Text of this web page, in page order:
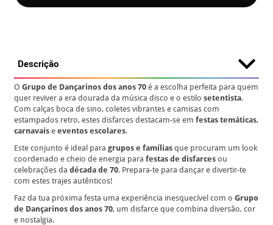
Descrição
OGrupo de Dançarinos dos anos 70 é a escolha perfeita para quem
quer reviver a era dourada da música disco e o estilosetentista.
Com calças boca de sino, coletes vibrantes e camisas com
estampados retro, estes disfarces destacam-se emfestas temáticas,
carnavais eeventos escolares.
Este conjunto é ideal paragrupos e famílias que procuram um look
coordenado e cheio de energia parafestas de disfarces ou
celebrações dadécada de 70. Prepara-te para dançar e divertir-te
com estes trajes autênticos!
Faz da tua próxima festa uma experiência inesquecível com oGrupo
de Dançarinos dos anos 70, um disfarce que combina diversão, cor
e nostalgia.